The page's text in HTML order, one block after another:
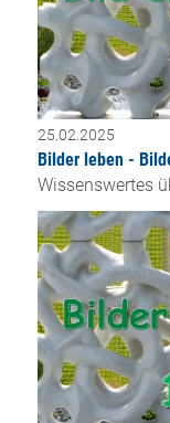
25.02.2025
Bilder leben -
Wissenswertes